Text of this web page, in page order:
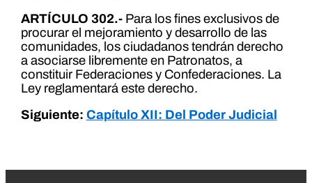
ARTÍCULO 302.-Para los fines exclusivos de
procurar el mejoramiento y desarrollo de las
comunidades, los ciudadanos tendrán derecho
a asociarse libremente en Patronatos, a
constituir Federaciones y Confederaciones. La
Ley reglamentará este derecho.
Siguiente: Capítulo XII: Del Poder Judicial